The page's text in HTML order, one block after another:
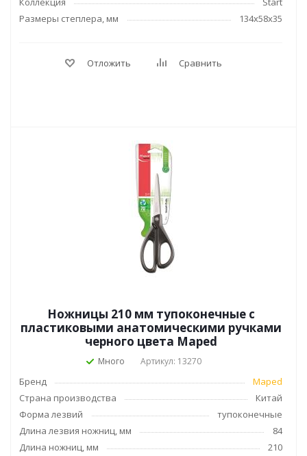
Размеры степлера, мм
134x58x35
Отложить Сравнить
Ножницы 210 мм тупоконечные с
пластиковыми анатомическими ручками
черного цвета Maped
Много Артикул: 13270
Бренд
Maped
Страна производства
Китай
Форма лезвий
тупоконечные
Длина лезвия ножниц, мм
84
Длина ножниц, мм
210